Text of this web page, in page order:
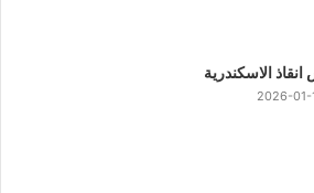
الاسكندرية
2026-01-